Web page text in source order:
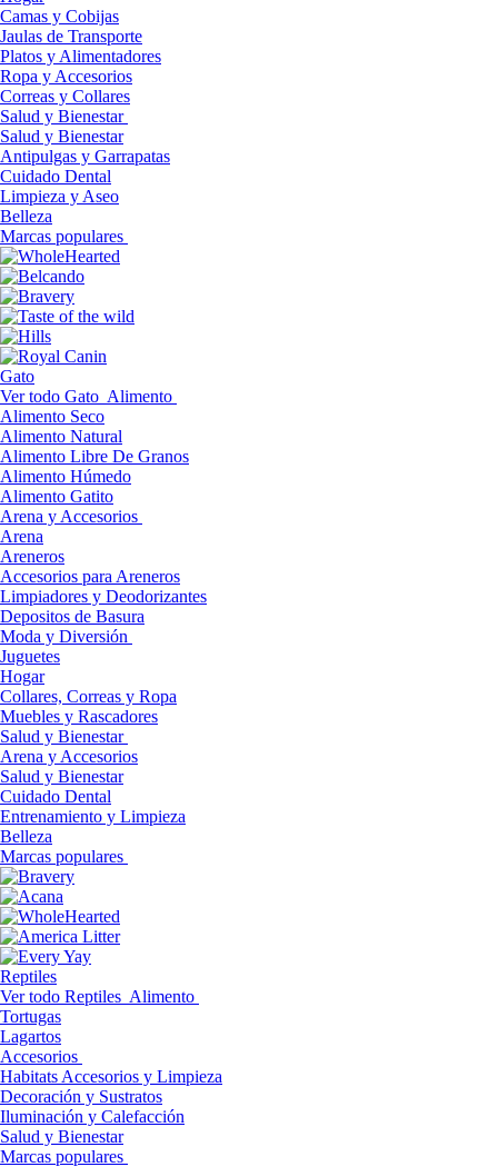
Camas y Cobijas
Jaulas de Transporte
Platos y Alimentadores
Ropa y Accesorios
Correas y Collares
Salud y Bienestar
Salud y Bienestar
Antipulgas y Garrapatas
Cuidado Dental
Limpieza y Aseo
Belleza
Marcas populares
Gato
Ver todo Gato Alimento
Alimento Seco
Alimento Natural
Alimento Libre De Granos
Alimento Húmedo
Alimento Gatito
Arena y Accesorios
Arena
Areneros
Accesorios para Areneros
Limpiadores y Deodorizantes
Depositos de Basura
Moda y Diversión
Juguetes
Hogar
Collares, Correas y Ropa
Muebles y Rascadores
Salud y Bienestar
Arena y Accesorios
Salud y Bienestar
Cuidado Dental
Entrenamiento y Limpieza
Belleza
Marcas populares
Reptiles
Ver todo Reptiles Alimento
Tortugas
Lagartos
Accesorios
Habitats Accesorios y Limpieza
Decoración y Sustratos
Iluminación y Calefacción
Salud y Bienestar
Marcas populares